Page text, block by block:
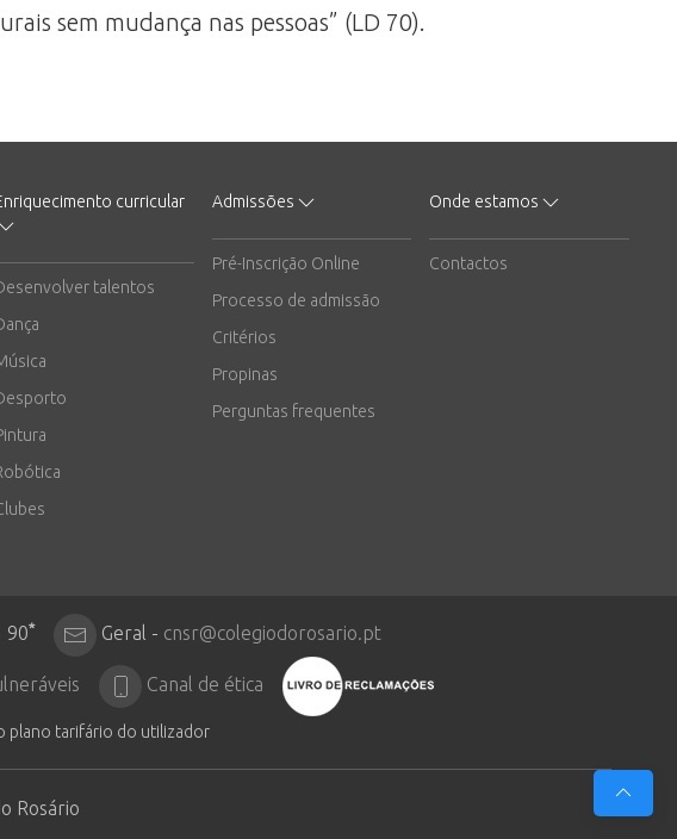
sem mudança nas pessoas” (LD 70).
curricular
talentos
Admissões
Pré-Inscrição Online
Processo de admissão
Critérios
Propinas
Perguntas frequentes
Onde estamos
Contactos
90* Geral - cnsr@colegiodorosario.pt
Canal de ética
plano tarifário do utilizador
Rosário